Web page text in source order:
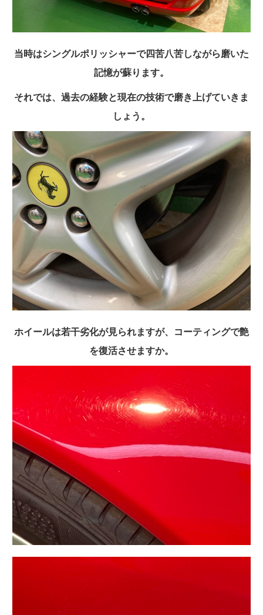
当時はシングルポリッシャーで四苦八苦しながら磨いた
記憶が蘇ります。
それでは、過去の経験と現在の技術で磨き上げていきま
しょう。
ホイールは若干劣化が見られますが、コーティングで艶
を復活させますか。